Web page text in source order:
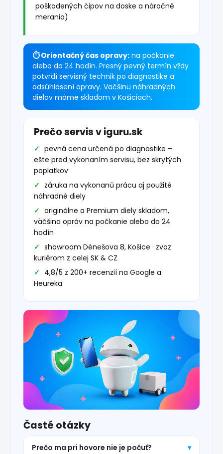
poškodených čipov na doske a náročné
merania)
⏱ Orientačný čas opravy: na počkanie
alebo do 24 hodín. Presný pevný termín vždy
potvrdí servisný technik po diagnostike a
odsúhlasení opravy. Väčšinu náhradných
dielov máme skladom v Košiciach.
Prečo servis v iguru.sk
pevná cena určená po diagnostike –
ešte pred vykonaním servisu, bez skrytých
poplatkov
záruka na vykonanú prácu aj použité
náhradné diely
originálne a Premium diely skladom,
väčšina opráv na počkanie alebo do 24
hodín
showroom Dénešova 8, Košice · zvoz
kuriérom z celej SK & CZ
4,8/5 z 200+ recenzií na Google a
Heureka
Časté otázky
Prečo ma pri hovore nie je počuť?